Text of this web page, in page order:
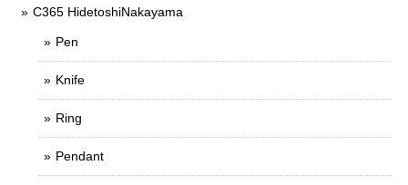
C365 HidetoshiNakayama
Pen
Knife
Ring
Pendant